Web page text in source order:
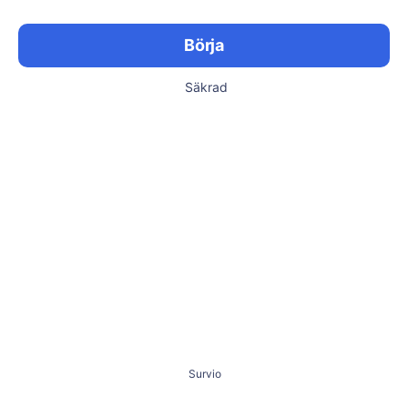
Börja
Säkrad
Survio